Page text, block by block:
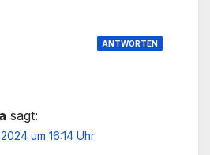
ANTWORTEN
sagt:
um 16:14 Uhr